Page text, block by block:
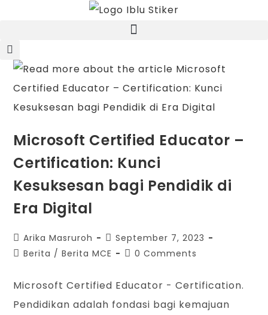
Microsoft Certified Educator –
Certification: Kunci
Kesuksesan bagi Pendidik di
Era Digital
Arika Masruroh
September 7, 2023
Berita / Berita MCE 0 Comments
Microsoft Certified Educator - Certification.
Pendidikan adalah fondasi bagi kemajuan